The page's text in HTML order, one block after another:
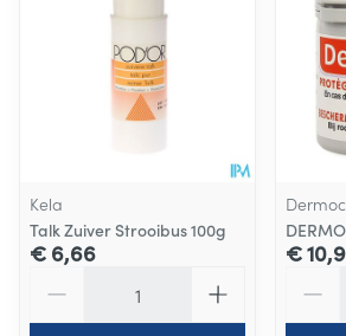
Kela
Talk Zuiver Strooibus 100g
€ 6,66 €